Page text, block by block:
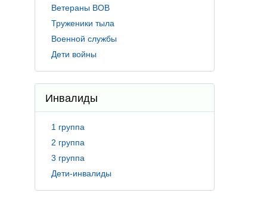
Ветераны ВОВ
Труженики тыла
Военной службы
Дети войны
Инвалиды
1 группа
2 группа
3 группа
Дети-инвалиды